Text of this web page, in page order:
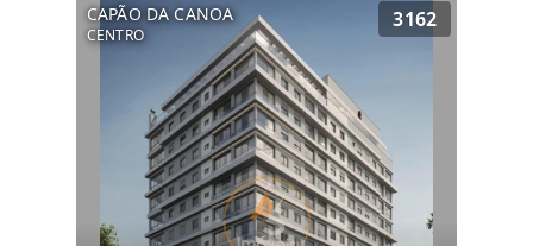
CAPÃO DA CANOA
CENTRO
3162